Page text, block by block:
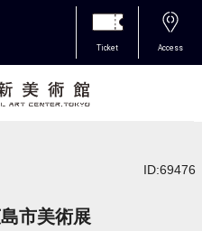
Ticket Access
ID:69476
市美術展